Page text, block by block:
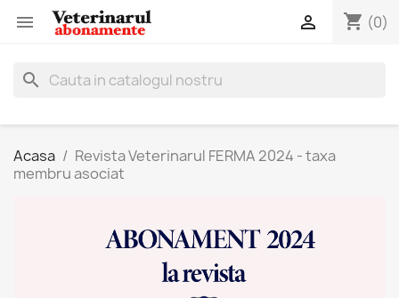
 shopping_cart (0)

search
Acasa
Revista Veterinarul FERMA 2024 - taxa
membru asociat